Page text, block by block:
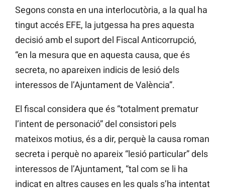
Segons consta en una interlocutòria, a la qual ha
tingut accés EFE, la jutgessa ha pres aquesta
decisió amb el suport del Fiscal Anticorrupció,
“en la mesura que en aquesta causa, que és
secreta, no apareixen indicis de lesió dels
interessos de l’Ajuntament de València”.
El fiscal considera que és “totalment prematur
l’intent de personació” del consistori pels
mateixos motius, és a dir, perquè la causa roman
secreta i perquè no apareix “lesió particular” dels
interessos de l’Ajuntament, “tal com se li ha
indicat en altres causes en les quals s’ha intentat